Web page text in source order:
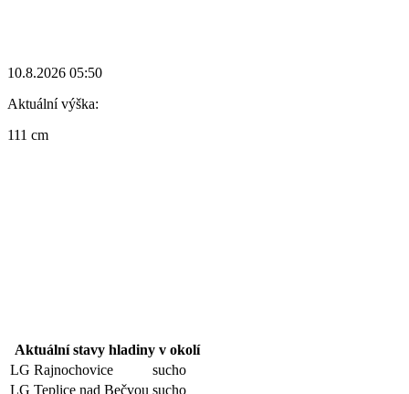
10.8.2026 05:50
Aktuální výška:
111 cm
Aktuální stavy hladiny v okolí
LG Rajnochovice
sucho
LG Teplice nad Bečvou sucho